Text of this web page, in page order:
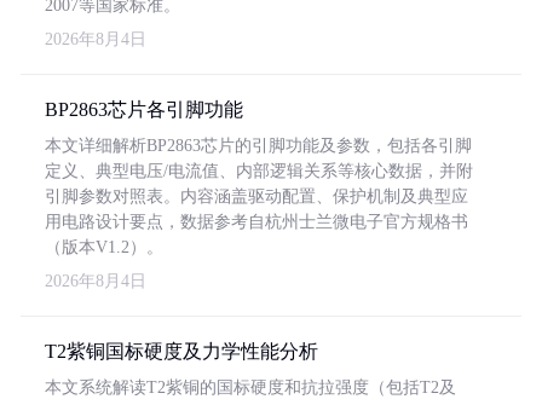
2007等国家标准。
2026年8月4日
BP2863芯片各引脚功能
本文详细解析BP2863芯片的引脚功能及参数，包括各引脚
定义、典型电压/电流值、内部逻辑关系等核心数据，并附
引脚参数对照表。内容涵盖驱动配置、保护机制及典型应
用电路设计要点，数据参考自杭州士兰微电子官方规格书
（版本V1.2）。
2026年8月4日
T2紫铜国标硬度及力学性能分析
本文系统解读T2紫铜的国标硬度和抗拉强度（包括T2及